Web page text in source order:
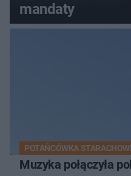
mandaty
POTAŃCÓWKA
Muzyka połączyła